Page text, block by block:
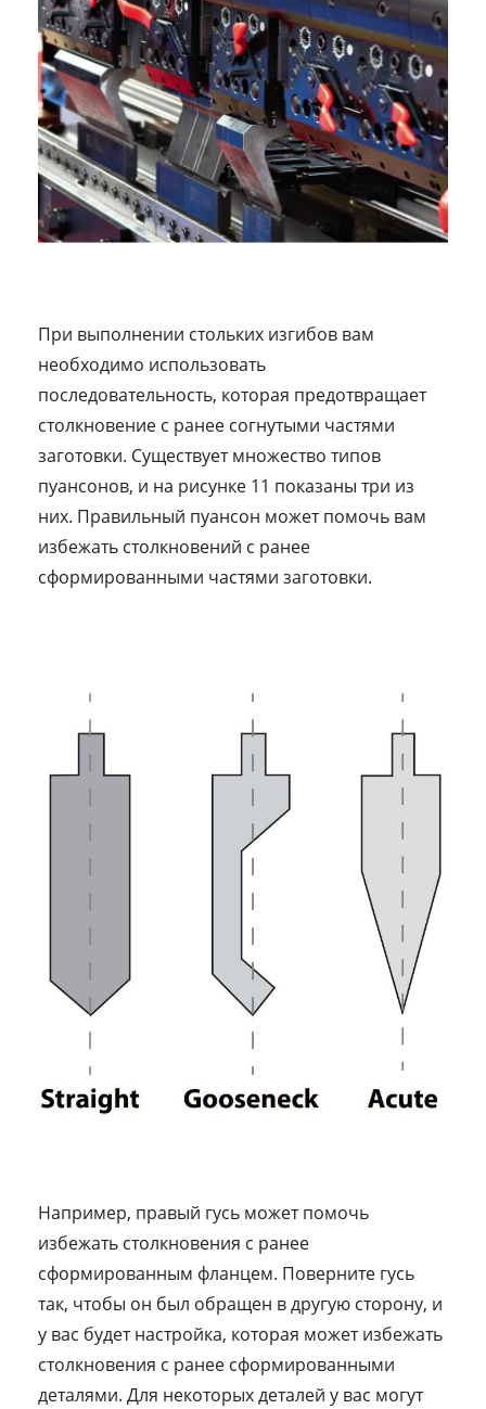
При выполнении стольких изгибов вам
необходимо использовать
последовательность, которая предотвращает
столкновение с ранее согнутыми частями
заготовки. Существует множество типов
пуансонов, и на рисунке 11 показаны три из
них. Правильный пуансон может помочь вам
избежать столкновений с ранее
сформированными частями заготовки.
Например, правый гусь может помочь
избежать столкновения с ранее
сформированным фланцем. Поверните гусь
так, чтобы он был обращен в другую сторону, и
у вас будет настройка, которая может избежать
столкновения с ранее сформированными
деталями. Для некоторых деталей у вас могут